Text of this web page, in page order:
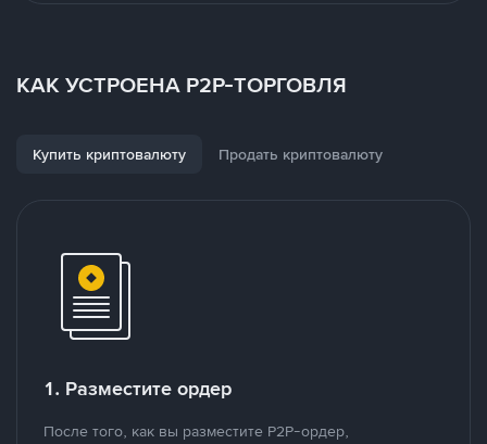
КАК УСТРОЕНА P2P-ТОРГОВЛЯ
Купить криптовалюту Продать криптовалюту
1. Разместите ордер
После того, как вы разместите P2P-ордер,